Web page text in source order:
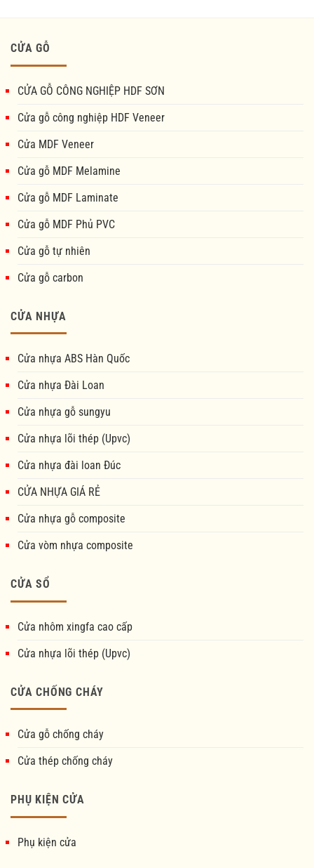
CỬA GỖ
CỬA GỖ CÔNG NGHIỆP HDF SƠN
Cửa gỗ công nghiệp HDF Veneer
Cửa MDF Veneer
Cửa gỗ MDF Melamine
Cửa gỗ MDF Laminate
Cửa gỗ MDF Phủ PVC
Cửa gỗ tự nhiên
Cửa gỗ carbon
CỬA NHỰA
Cửa nhựa ABS Hàn Quốc
Cửa nhựa Đài Loan
Cửa nhựa gỗ sungyu
Cửa nhựa lõi thép (Upvc)
Cửa nhựa đài loan Đúc
CỬA NHỰA GIÁ RẺ
Cửa nhựa gỗ composite
Cửa vòm nhựa composite
CỬA SỔ
Cửa nhôm xingfa cao cấp
Cửa nhựa lõi thép (Upvc)
CỬA CHỐNG CHÁY
Cửa gỗ chống cháy
Cửa thép chống cháy
PHỤ KIỆN CỬA
Phụ kiện cửa